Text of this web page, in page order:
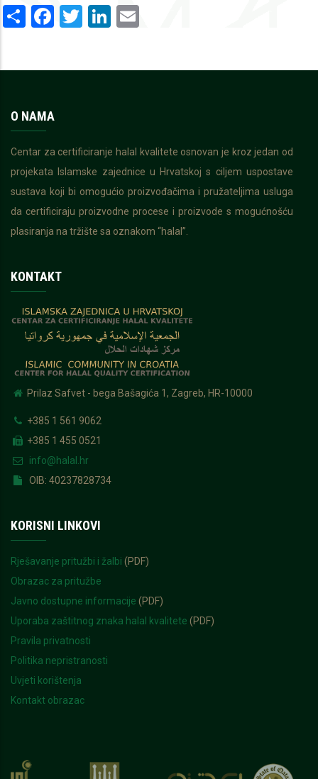
ShareFacebook
TwitterLinkedIn
O NAMA
Centar za certificiranje halal kvalitete osnovan je kroz jedan od
projekata Islamske zajednice u Hrvatskoj s ciljem uspostave
sustava koji bi omogućio proizvođačima i pružateljima usluga
da certificiraju proizvodne procese i proizvode s mogućnošću
plasiranja na tržište sa oznakom “halal”.
KONTAKT
Prilaz Safvet - bega Bašagića 1, Zagreb, HR-10000
+385 1 561 9062
+385 1 455 0521
info@halal.hr
OIB: 40237828734
KORISNI LINKOVI
Rješavanje pritužbi i žalbi (PDF)
Obrazac za pritužbe
Javno dostupne informacije (PDF)
Uporaba zaštitnog znaka halal kvalitete (PDF)
Pravila privatnosti
Politika nepristranosti
Uvjeti korištenja
Kontakt obrazac